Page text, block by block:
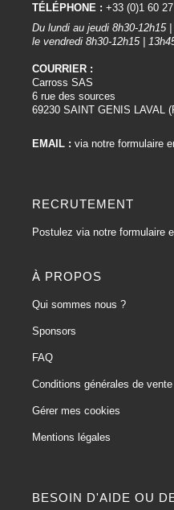
BESOIN D'AIDE OU
TÉLÉPHONE : +33 (0)1 60
Du lundi au jeudi 8h30-12h15
le vendredi 8h30-12h15 |
COURRIER :
Carross SAS
6 rue des sources
69230 SAINT GENIS LAVAL
EMAIL : via notre formulaire
RECRUTEMENT
Postulez via notre formulaire
À PROPOS
Qui sommes nous ?
Sponsors
FAQ
Conditions générales de vente
Gérer mes cookies
Mentions légales